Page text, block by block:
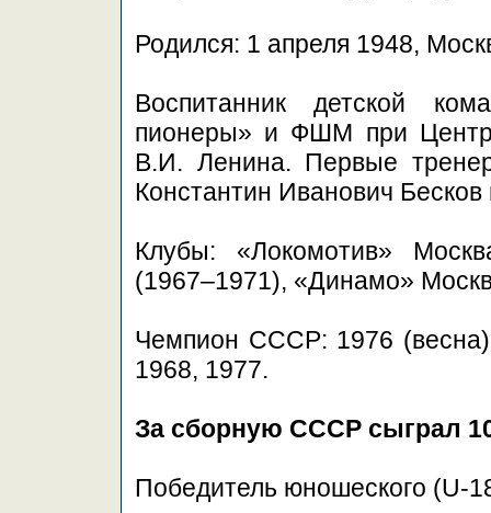
Родился: 1 апреля 1948,
Воспитанник детской
пионеры» и ФШМ при
В.И. Ленина. Первые
Константин Иванович
Клубы: «Локомотив»
(1967–1971), «Динамо»
Чемпион СССР: 1976
1968, 1977.
За сборную СССР сыграл
Победитель юношеского (U-